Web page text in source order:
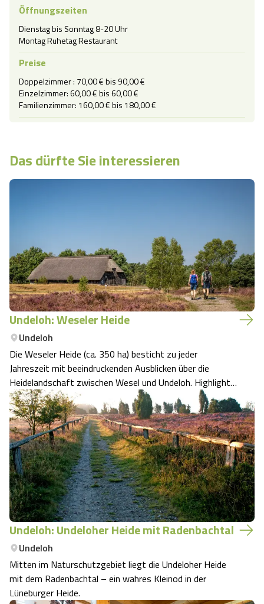
Das dürfte Sie interessieren
Undeloh: Weseler Heide
Undeloh
Die Weseler Heide (ca. 350 ha) besticht zu jeder
Jahreszeit mit beeindruckenden Ausblicken über die
Heidelandschaft zwischen Wesel und Undeloh. Highlights
sind die Pastorenteiche, das "Hexenhaus" genannte
Backhaus aus dem 18. Jhdt., der Heidelehrpfad sowie das
Heide-ErlebnisZentrum.
Undeloh: Undeloher Heide mit Radenbachtal
Undeloh
Mitten im Naturschutzgebiet liegt die Undeloher Heide
mit dem Radenbachtal – ein wahres Kleinod in der
Lüneburger Heide.
Öffnungszeiten
Dienstag bis Sonntag 8-20 Uhr
Montag Ruhetag Restaurant
Preise
Doppelzimmer : 70,00 € bis 90,00 €
Einzelzimmer: 60,00 € bis 60,00 €
Familienzimmer: 160,00 € bis 180,00 €